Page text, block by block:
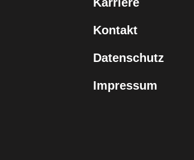
Kontakt
Datenschutz
Impressum